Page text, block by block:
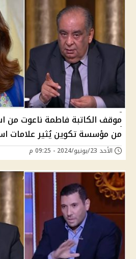
موقف الكاتبة فاطمة ناعوت من
من مؤسسة تكوين يُثير علامات
الأحد 23/يونيو/2024 - 09:25 م